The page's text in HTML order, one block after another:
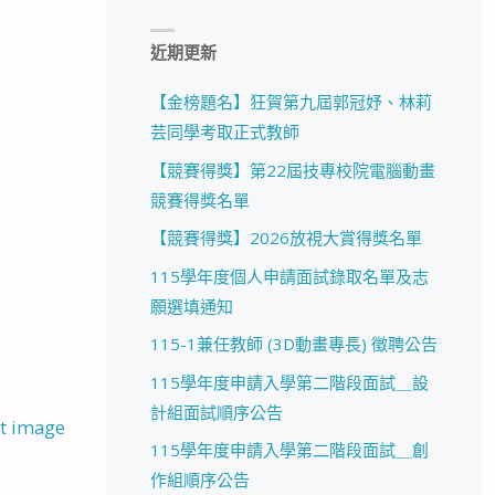
image
近期更新
【金榜題名】狂賀第九屆郭冠妤、林莉
芸同學考取正式教師
【競賽得獎】第22屆技專校院電腦動畫
競賽得獎名單
【競賽得獎】2026放視大賞得獎名單
115學年度個人申請面試錄取名單及志
願選填通知
115-1兼任教師 (3D動畫專長) 徵聘公告
115學年度申請入學第二階段面試＿設
計組面試順序公告
115學年度申請入學第二階段面試＿創
作組順序公告